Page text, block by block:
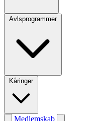
Avlsprogrammer
Kåringer
Medlemskab